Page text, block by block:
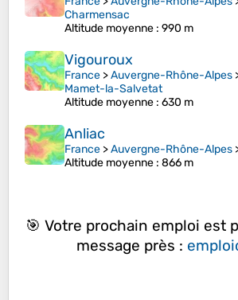
Charmensac
Altitude moyenne : 990 m
Vigouroux
France >Auvergne-Rhône-Alpes
Mamet-la-Salvetat
Altitude moyenne : 630 m
Anliac
France >Auvergne-Rhône-Alpes
Altitude moyenne : 866 m
🎯 Votre prochain emploi est
message près :